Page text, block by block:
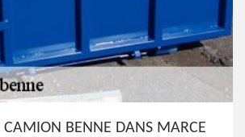
CAMION BENNE DANS MARCE